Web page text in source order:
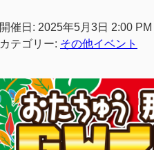
開催日: 2025年5月3日 2:00
カテゴリー: その他イベント